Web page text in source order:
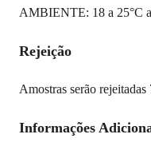
AMBIENTE: 18 a 25°C
Rejeição
Amostras serão rejeitadas
Informações